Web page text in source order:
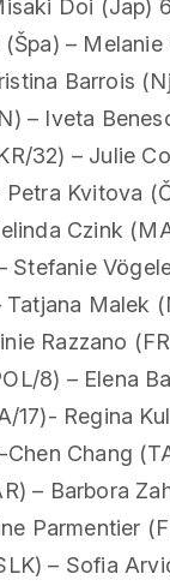
Doi (Jap)
–
Barrois
– Iveta
32) – Julie
Kvitova
Czink
Stefanie
Tatjana Malek
Razzano
8) – Elena
17)- Regina
Chen Chang
– Barbora
Parmentier
– Sofia